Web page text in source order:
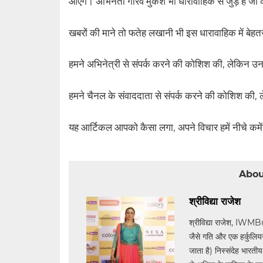
खबरों की माने तो फतेह लखानी भी इस धारावाहिक में
हमने अभिनेत्री से संपर्क करने की कोशिश की, लेकिन
हमने चैनल के संवाददाता से संपर्क करने की कोशिश
यह आर्टिकल आपको कैसा लगा, अपने विचार हमें नीचे
श्रीविद्या राजेश
श्रीविद्या राजेश,
जैसे गति और एक हर्कुलियन
जाता है) निस्संदेह